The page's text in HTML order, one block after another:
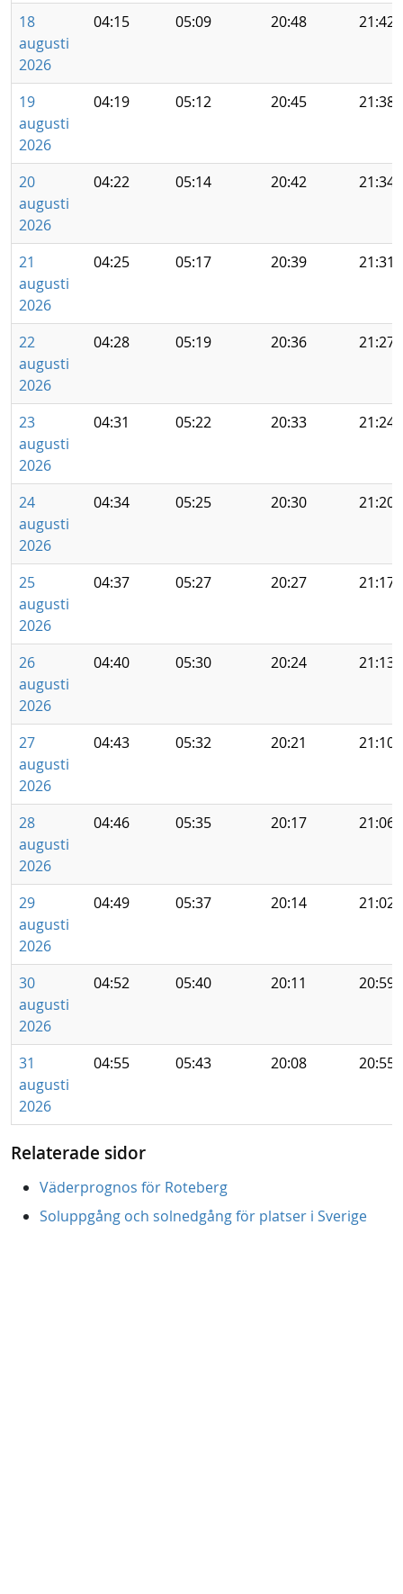
18
augusti
2026
04:15 05:09 20:48 21:42
19
augusti
2026
04:19 05:12 20:45 21:38
20
augusti
2026
04:22 05:14 20:42 21:34
21
augusti
2026
04:25 05:17 20:39 21:31
22
augusti
2026
04:28 05:19 20:36 21:27
23
augusti
2026
04:31 05:22 20:33 21:24
24
augusti
2026
04:34 05:25 20:30 21:20
25
augusti
2026
04:37 05:27 20:27 21:17
26
augusti
2026
04:40 05:30 20:24 21:13
27
augusti
2026
04:43 05:32 20:21 21:10
28
augusti
2026
04:46 05:35 20:17 21:06
29
augusti
2026
04:49 05:37 20:14 21:02
30
augusti
2026
04:52 05:40 20:11 20:59
31
augusti
2026
04:55 05:43 20:08 20:55
Relaterade sidor
Väderprognos för Roteberg
Soluppgång och solnedgång för platser i Sverige